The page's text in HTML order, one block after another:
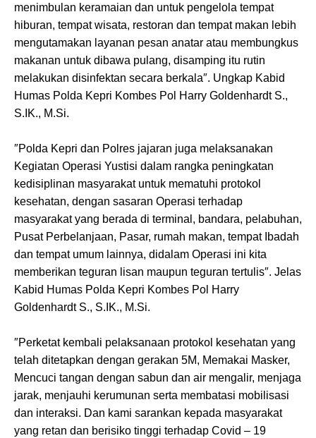
menimbulan keramaian dan untuk pengelola tempat
hiburan, tempat wisata, restoran dan tempat makan lebih
mengutamakan layanan pesan anatar atau membungkus
makanan untuk dibawa pulang, disamping itu rutin
melakukan disinfektan secara berkala″. Ungkap Kabid
Humas Polda Kepri Kombes Pol Harry Goldenhardt S.,
S.IK., M.Si.
″Polda Kepri dan Polres jajaran juga melaksanakan
Kegiatan Operasi Yustisi dalam rangka peningkatan
kedisiplinan masyarakat untuk mematuhi protokol
kesehatan, dengan sasaran Operasi terhadap
masyarakat yang berada di terminal, bandara, pelabuhan,
Pusat Perbelanjaan, Pasar, rumah makan, tempat Ibadah
dan tempat umum lainnya, didalam Operasi ini kita
memberikan teguran lisan maupun teguran tertulis″. Jelas
Kabid Humas Polda Kepri Kombes Pol Harry
Goldenhardt S., S.IK., M.Si.
″Perketat kembali pelaksanaan protokol kesehatan yang
telah ditetapkan dengan gerakan 5M, Memakai Masker,
Mencuci tangan dengan sabun dan air mengalir, menjaga
jarak, menjauhi kerumunan serta membatasi mobilisasi
dan interaksi. Dan kami sarankan kepada masyarakat
yang retan dan berisiko tinggi terhadap Covid – 19